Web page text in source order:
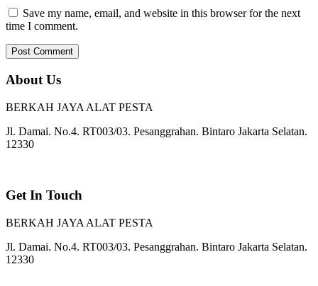
Save my name, email, and website in this browser for the next
time I comment.
About Us
BERKAH JAYA ALAT PESTA
Jl. Damai. No.4. RT003/03. Pesanggrahan. Bintaro Jakarta Selatan.
12330
Get In Touch
BERKAH JAYA ALAT PESTA
Jl. Damai. No.4. RT003/03. Pesanggrahan. Bintaro Jakarta Selatan.
12330